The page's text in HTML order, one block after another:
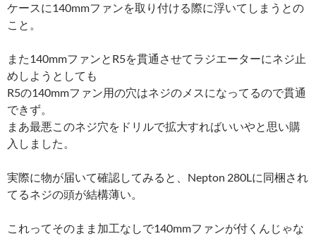
ケースに140mmファンを取り付ける際に浮いてしまうとの
こと。
また140mmファンとR5を貫通させてラジエーターにネジ止
めしようとしても
R5の140mmファン用の穴はネジのメスになってるので貫通
できず。
まあ最悪このネジ穴をドリルで拡大すればいいやと思い購
入しました。
実際に物が届いて確認してみると、Nepton 280Lに同梱され
てるネジの頭が結構薄い。
これってそのまま加工なしで140mmファンが付くんじゃな